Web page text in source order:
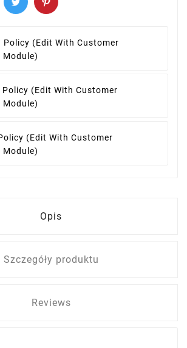
Policy (edit With Customer
Module)
Policy (edit With Customer
Module)
(edit With Customer
Module)
Opis
Szczegóły produktu
Reviews